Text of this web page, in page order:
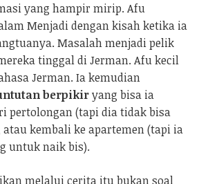
yang hampir mirip. Afu
Menjadi dengan kisah ketika ia
Masalah menjadi pelik
tinggal di Jerman. Afu kecil
Jerman. Ia kemudian
berpikiryang bisa ia
pertolongan (tapi dia tidak bisa
atau kembali ke apartemen (tapi ia
untuk naik bis).
melalui cerita itu bukan soal